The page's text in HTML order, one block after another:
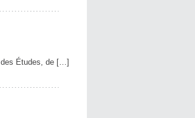
des Études, de […]